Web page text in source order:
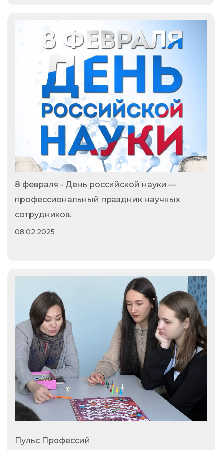
8 февраля - День российской науки —
профессиональный праздник научных
сотрудников.
08.02.2025
Пульс Профессий